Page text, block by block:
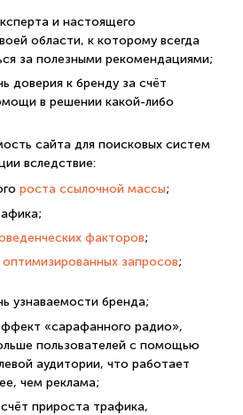
и настоящего
области, к которому всегда
за полезными рекомендациями;
доверия к бренду за счёт
в решении какой-либо
сайта для поисковых систем
вследствие:
роста ссылочной массы;
факторов;
запросов;
узнаваемости бренда;
«сарафанного радио»,
пользователей с помощью
аудитории, что работает
чем реклама;
прироста трафика,